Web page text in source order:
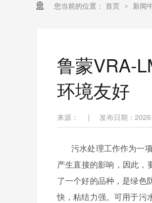
您当前的位置： 首页 > 新闻
鲁蒙VRA-
环境友好
来源： | 发布日期：
污水处理工作作为一
产生直接的影响，因此，
了一个好的品种，是绿色
快，粘结力强。可用于污